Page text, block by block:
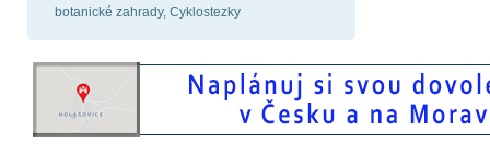
botanické zahrady, Cyklostezky